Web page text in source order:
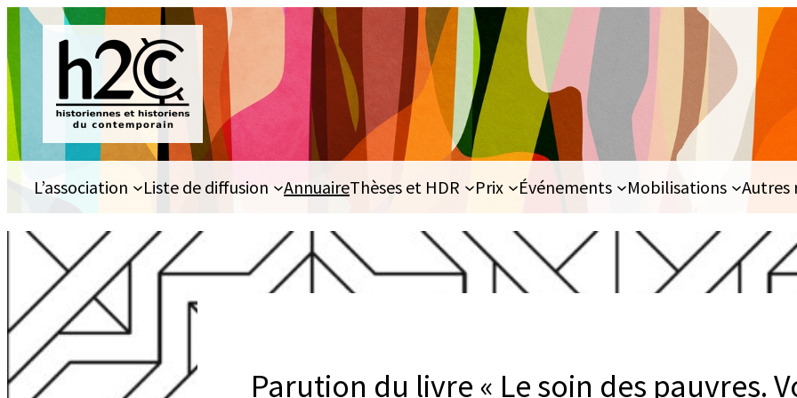
Aller
au
contenu
L’association Liste de diffusion AnnuaireThèses et HDR Prix Événements Mobilisations Autres
Parution du livre « Le soin des pauvres.